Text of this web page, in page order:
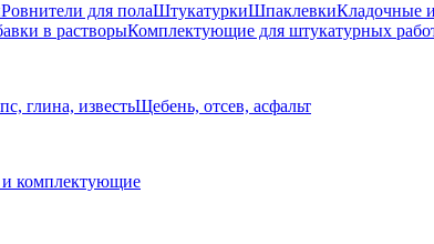
Ровнители для полаШтукатуркиШпаклевкиКладочные
в растворыКомплектующие для штукатурных
глина, известьЩебень, отсев, асфальт
комплектующие